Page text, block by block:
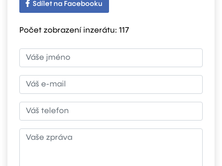
Sdílet na Facebooku
Počet zobrazení inzerátu: 117